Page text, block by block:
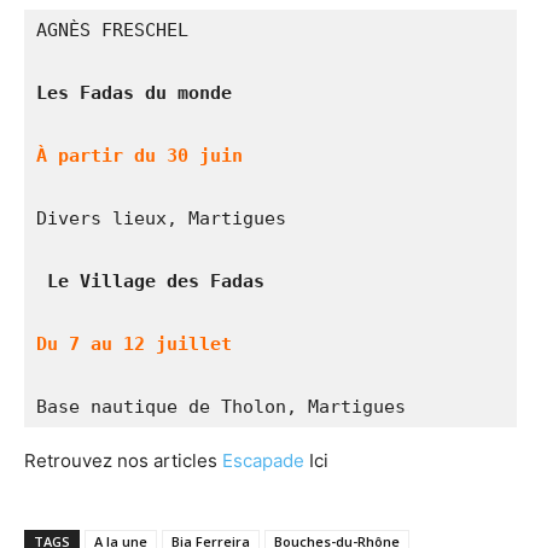
AGNÈS FRESCHEL
Les Fadas du monde
À partir du 30 juin
Divers lieux, Martigues
Le Village des Fadas
Du 7 au 12 juillet
Base nautique de Tholon, Martigues
Retrouvez nos articles Escapade Ici
TAGS A la une Bia Ferreira Bouches-du-Rhône